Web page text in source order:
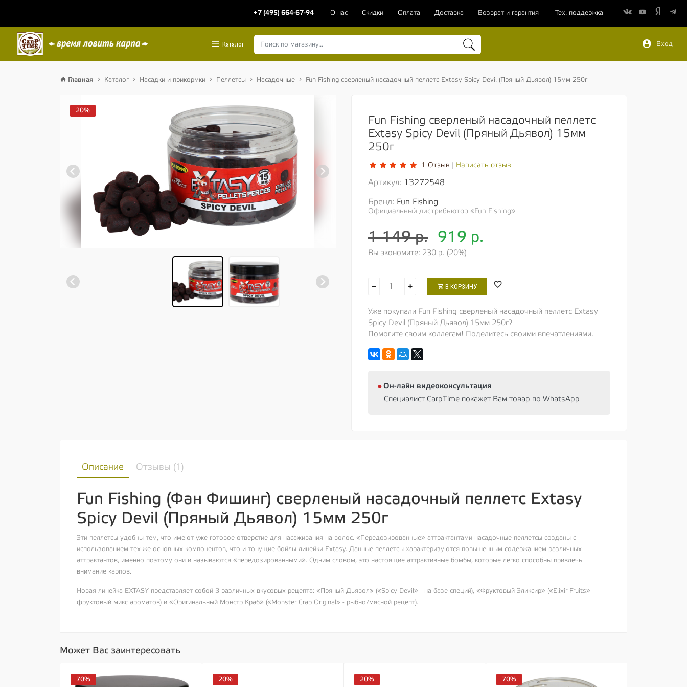
+7 (495) 664-67-94 О нас Скидки Оплата Доставка Возврат и гарантия Тех. поддержка
Каталог Вход
Главная Каталог Насадки и прикормки Пеллетсы Насадочные Fun Fishing сверленый насадочный пеллетс Extasy Spicy Devil (Пряный Дьявол) 15мм 250г
20%
Fun Fishing сверленый насадочный пеллетс
Extasy Spicy Devil (Пряный Дьявол) 15мм
250г
1 Отзыв Написать отзыв
Артикул: 13272548
Бренд: Fun Fishing
Официальный дистрибьютор «Fun Fishing»
1 149 р. 919 р.
Вы экономите: 230 р. (20%)
− + В КОРЗИНУ
Уже покупали Fun Fishing сверленый насадочный пеллетс Extasy
Spicy Devil (Пряный Дьявол) 15мм 250г?
Помогите своим коллегам! Поделитесь своими впечатлениями.
⦁ Oн-лайн видеоконсультация
Специалист CarpTime покажет Вам товар по WhatsApp
Описание Отзывы (1)
Fun Fishing (Фан Фишинг) сверленый насадочный пеллетс Extasy
Spicy Devil (Пряный Дьявол) 15мм 250г
Эти пеллетсы удобны тем, что имеют уже готовое отверстие для насаживания на волос. «Передозированные» аттрактантами насадочные пеллетсы созданы с
использованием тех же основных компонентов, что и тонущие бойлы линейки Extasy. Данные пеллетсы характеризуются повышенным содержанием различных
аттрактантов, именно поэтому они и называются «передозированными». Одним словом, это настоящие аттрактивные бомбы, которые легко способны привлечь
внимание карпов.
Новая линейка EXTASY представляет собой 3 различных вкусовых рецепта: «Пряный Дьявол» («Spicy Devil» - на базе специй), «Фруктовый Эликсир» («Elixir Fruits» -
фруктовый микс ароматов) и «Оригинальный Монстр Краб» («Monster Crab Original» - рыбно/мясной рецепт).
Может Вас заинтересовать
70% 20% 20% 70%